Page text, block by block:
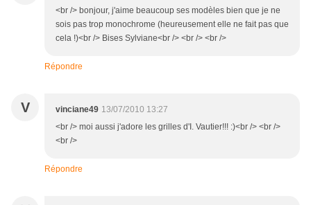
<br /> bonjour, j'aime beaucoup ses modèles bien que je ne
sois pas trop monochrome (heureusement elle ne fait pas que
cela !)<br /> Bises Sylviane<br /> <br /> <br />
Répondre
V vinciane49 13/07/2010 13:27
<br /> moi aussi j'adore les grilles d'I. Vautier!!! :)<br /> <br />
<br />
Répondre